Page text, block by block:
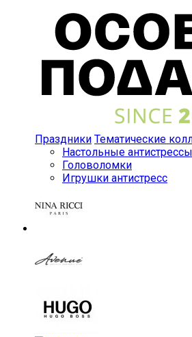
Праздники Тематические
Настольные антистрессы
Головоломки
Игрушки антистресс